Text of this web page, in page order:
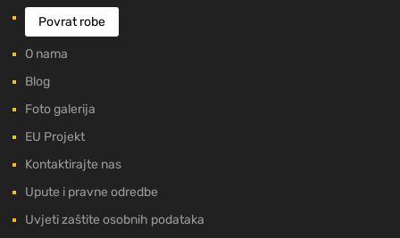
Povrat robe
O nama
Blog
Foto galerija
EU Projekt
Kontaktirajte nas
Upute i pravne odredbe
Uvjeti zaštite osobnih podataka